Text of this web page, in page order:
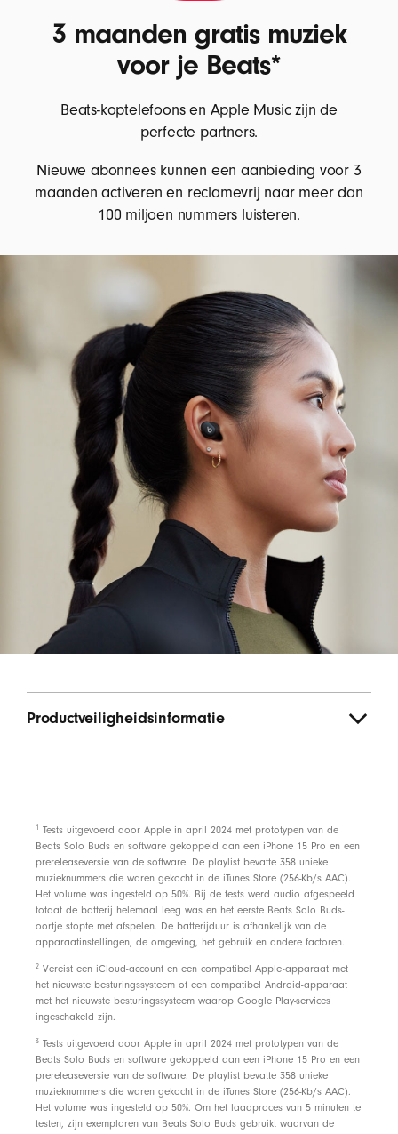
3 maanden gratis muziek
voor je Beats*
Beats-koptelefoons en Apple Music zijn de
perfecte partners.
Nieuwe abonnees kunnen een aanbieding voor 3
maanden activeren en reclamevrij naar meer dan
100 miljoen nummers luisteren.
Productveiligheidsinformatie
footnote
1
Tests uitgevoerd door Apple in april 2024 met prototypen van de
Beats Solo Buds en software gekoppeld aan een iPhone 15 Pro en een
prereleaseversie van de software. De playlist bevatte 358 unieke
muzieknummers die waren gekocht in de iTunes Store (256-Kb/s AAC).
Het volume was ingesteld op 50%. Bij de tests werd audio afgespeeld
totdat de batterij helemaal leeg was en het eerste Beats Solo Buds-
oortje stopte met afspelen. De batterijduur is afhankelijk van de
apparaatinstellingen, de omgeving, het gebruik en andere factoren.
footnote
2 Vereist een iCloud-account en een compatibel Apple-apparaat met
het nieuwste besturingssysteem of een compatibel Android-apparaat
met het nieuwste besturingssysteem waarop Google Play-services
ingeschakeld zijn.
footnote
3 Tests uitgevoerd door Apple in april 2024 met prototypen van de
Beats Solo Buds en software gekoppeld aan een iPhone 15 Pro en een
prereleaseversie van de software. De playlist bevatte 358 unieke
muzieknummers die waren gekocht in de iTunes Store (256-Kb/s AAC).
Het volume was ingesteld op 50%. Om het laadproces van 5 minuten te
testen, zijn exemplaren van Beats Solo Buds gebruikt waarvan de